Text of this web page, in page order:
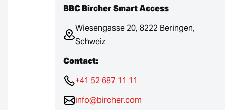
BBC Bircher Smart Access
Wiesengasse 20, 8222 Beringen,
Schweiz
Contact:
+41 52 687 11 11
info@bircher.com